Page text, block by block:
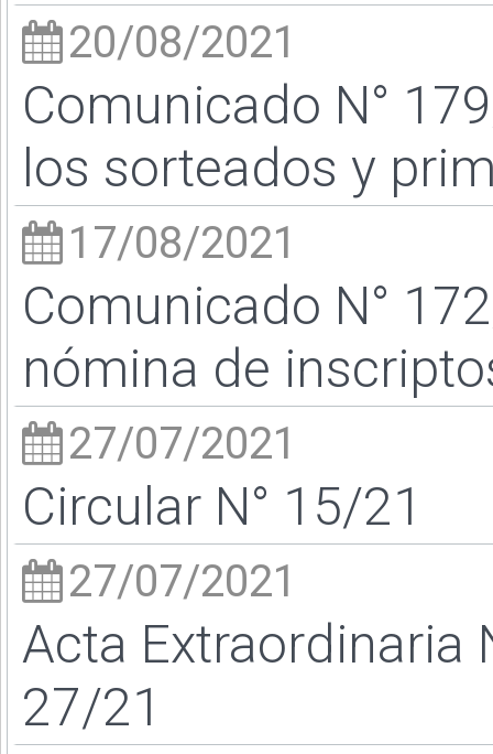
20/08/2021
Comunicado N°
los sorteados y
17/08/2021
Comunicado N°
nómina de
27/07/2021
Circular N° 15/21
27/07/2021
Acta Extraordinaria
27/21